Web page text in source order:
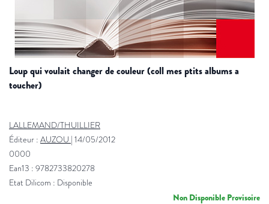
loup qui voulait changer de couleur (coll mes ptits albums a
toucher)
LALLEMAND/THUILLIER
Éditeur : AUZOU | 14/05/2012
0000
Ean13 : 9782733820278
Etat Dilicom : Disponible
Non Disponible Provisoire